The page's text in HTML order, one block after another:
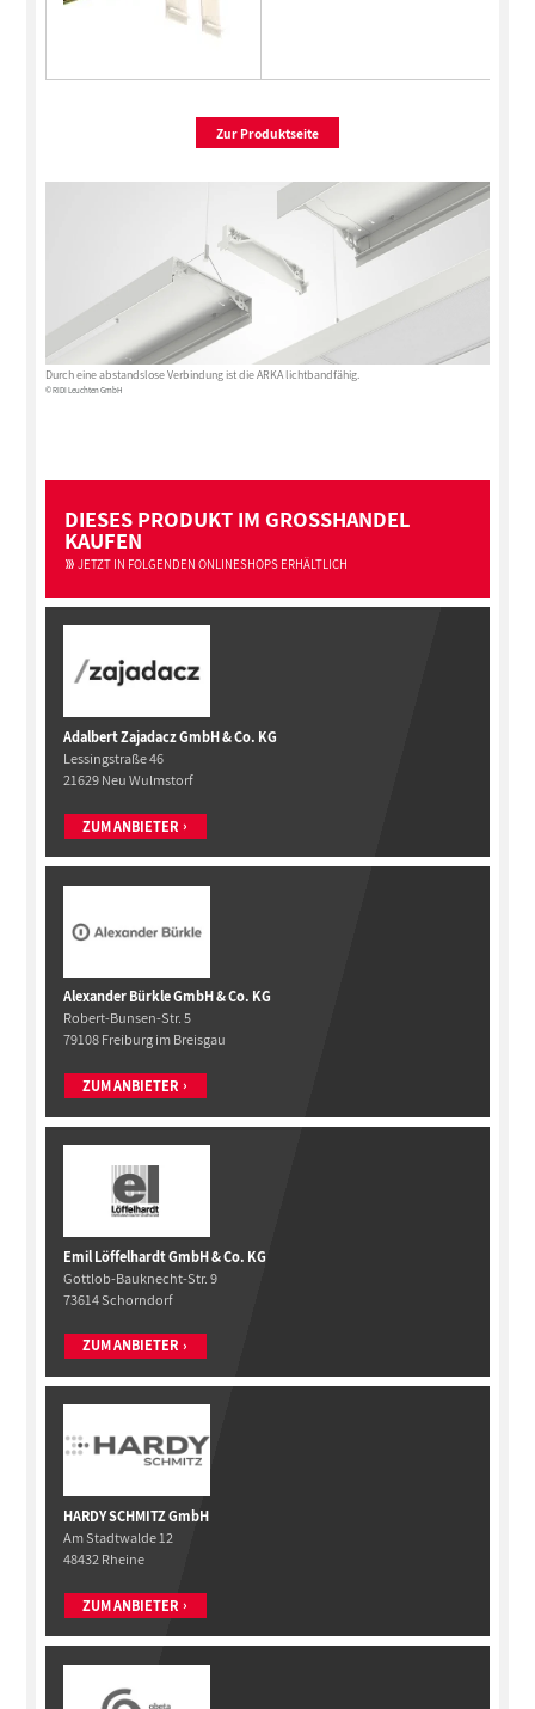
Zur Produktseite
Durch eine abstandslose Verbindung ist die ARKA lichtbandfähig.
© RIDI Leuchten GmbH
DIESES PRODUKT IM GROSSHANDEL
KAUFEN
JETZT IN FOLGENDEN ONLINESHOPS ERHÄLTLICH
Adalbert Zajadacz GmbH & Co. KG
Lessingstraße 46
21629 Neu Wulmstorf
ZUM ANBIETER
Alexander Bürkle GmbH & Co. KG
Robert-Bunsen-Str. 5
79108 Freiburg im Breisgau
ZUM ANBIETER
Emil Löffelhardt GmbH & Co. KG
Gottlob-Bauknecht-Str. 9
73614 Schorndorf
ZUM ANBIETER
HARDY SCHMITZ GmbH
Am Stadtwalde 12
48432 Rheine
ZUM ANBIETER